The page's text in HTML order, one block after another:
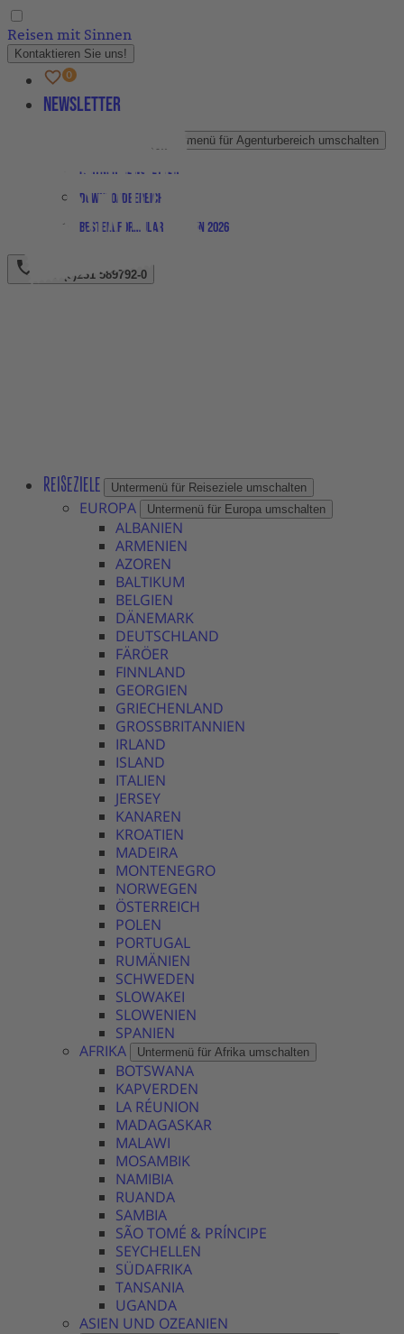
Reisen mit Sinnen
Kontaktieren Sie uns!
Newsletter
Untermenü für Agenturbereich umschalten
Downloadbereich
Bestellformular Magazin 2026
+49 (0)231 589792-0
REISEZIELE Untermenü für Reiseziele umschalten
EUROPA Untermenü für Europa umschalten
ALBANIEN
ARMENIEN
AZOREN
BALTIKUM
BELGIEN
DÄNEMARK
DEUTSCHLAND
FÄRÖER
FINNLAND
GEORGIEN
GRIECHENLAND
GROSSBRITANNIEN
IRLAND
ISLAND
ITALIEN
JERSEY
KANAREN
KROATIEN
MADEIRA
MONTENEGRO
NORWEGEN
ÖSTERREICH
POLEN
PORTUGAL
RUMÄNIEN
SCHWEDEN
SLOWAKEI
SLOWENIEN
SPANIEN
AFRIKA
Untermenü für Afrika umschalten
BOTSWANA
KAPVERDEN
LA RÉUNION
MADAGASKAR
MALAWI
MOSAMBIK
NAMIBIA
RUANDA
SAMBIA
SÃO TOMÉ & PRÍNCIPE
SEYCHELLEN
SÜDAFRIKA
TANSANIA
UGANDA
ASIEN UND OZEANIEN